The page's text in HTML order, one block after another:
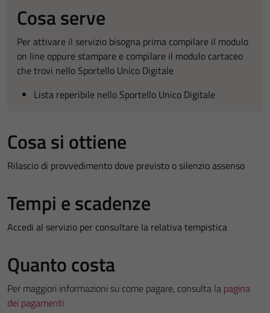
Cosa serve
Per attivare il servizio bisogna prima compilare il modulo
on line oppure stampare e compilare il modulo cartaceo
che trovi nello Sportello Unico Digitale
Lista reperibile nello Sportello Unico Digitale
Cosa si ottiene
Rilascio di provvedimento dove previsto o silenzio assenso
Tempi e scadenze
Accedi al servizio per consultare la relativa tempistica
Quanto costa
Per maggiori informazioni su come pagare, consulta la pagina
dei pagamenti